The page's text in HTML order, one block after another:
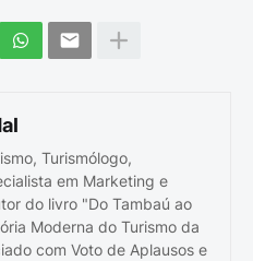
Turismólogo,
em Marketing e
do livro "Do Tambaú ao
Moderna do Turismo da
com Voto de Aplausos e